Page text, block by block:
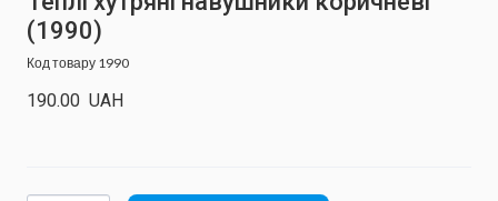
(1990)
Код товару 1990
190.00  UAH